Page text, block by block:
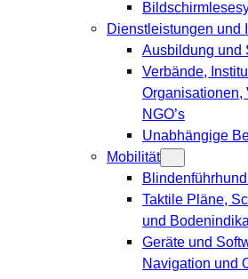
Dienstleistungen und
Ausbildung und
Verbände,
Organisationen,
NGO’s
Unabhängige
Mobilität
Taktile Pläne,
und
Geräte und
Navigation und